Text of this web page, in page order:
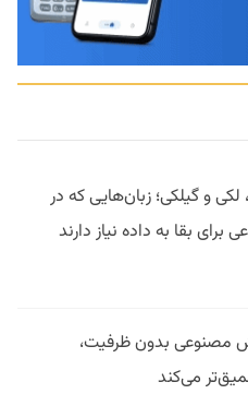
لکی و گیلکی؛ زبان‌هایی که در
بقا به داده نیاز دارند
مصنوعی بدون ظرفیت،
می‌کند